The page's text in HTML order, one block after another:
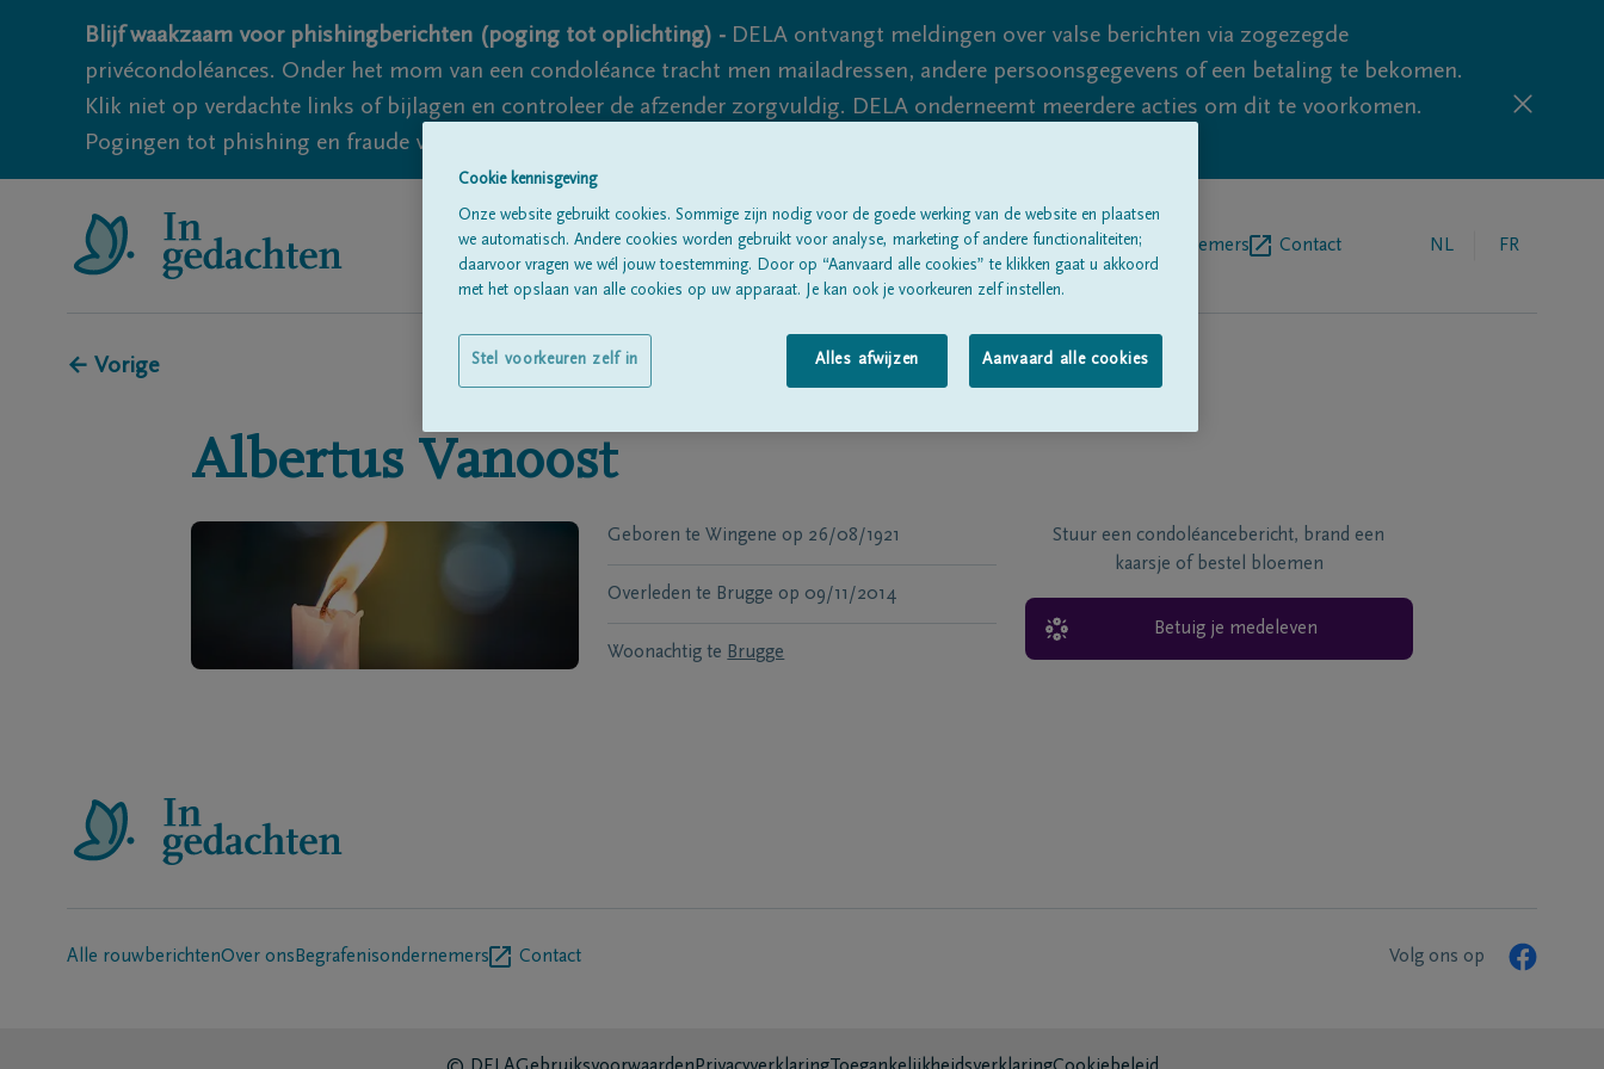
Blijf waakzaam voor phishingberichten (poging tot oplichting) - DELA ontvangt meldingen over valse berichten via zogezegde
privécondoléances. Onder het mom van een condoléance tracht men mailadressen, andere persoonsgegevens of een betaling te bekomen.
Klik niet op verdachte links of bijlagen en controleer de afzender zorgvuldig. DELA onderneemt meerdere acties om dit te voorkomen.
Pogingen tot phishing en fraude vallen echter nooit volledig uit te sluiten, dus blijf waakzaam.
Alle rouwberichten Over onsBegrafenisondernemers Contact NL FR
← Vorige
Albertus Vanoost
Geboren te Wingene op 26/08/1921
Overleden te Brugge op 09/11/2014
Woonachtig te Brugge
Stuur een condoléancebericht, brand een
kaarsje of bestel bloemen
Betuig je medeleven
Alle rouwberichtenOver ons Begrafenisondernemers Contact Volg ons op
Cookie kennisgeving
Onze website gebruikt cookies. Sommige zijn nodig voor de goede werking van de website en plaatsen
we automatisch. Andere cookies worden gebruikt voor analyse, marketing of andere functionaliteiten;
daarvoor vragen we wél jouw toestemming. Door op “Aanvaard alle cookies” te klikken gaat u akkoord
met het opslaan van alle cookies op uw apparaat. Je kan ook je voorkeuren zelf instellen.
Alles afwijzen Aanvaard alle cookies
Stel voorkeuren zelf in